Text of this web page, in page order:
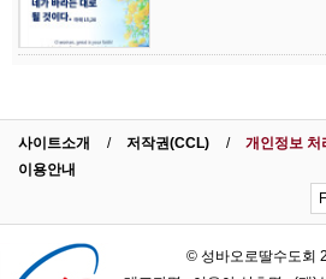
사이트소개 저작권(CCL) 개인정보 처
이용안내
© 성바오로딸수도회